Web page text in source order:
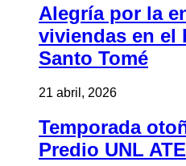
Alegría por la
viviendas en el
Santo Tomé
21 abril, 2026
Temporada
Predio UNL ATE